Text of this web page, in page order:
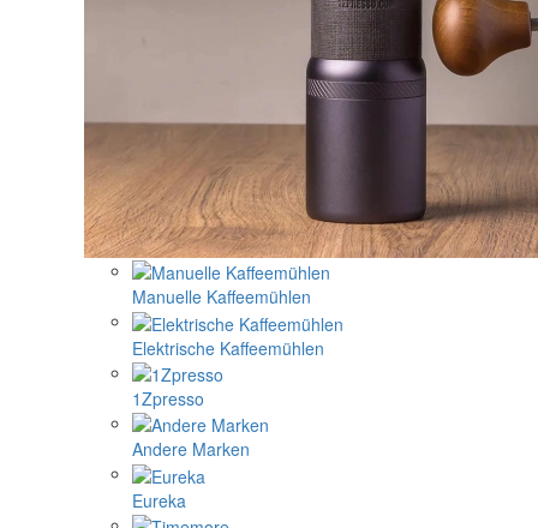
Manuelle Kaffeemühlen
Elektrische Kaffeemühlen
1Zpresso
Andere Marken
Eureka